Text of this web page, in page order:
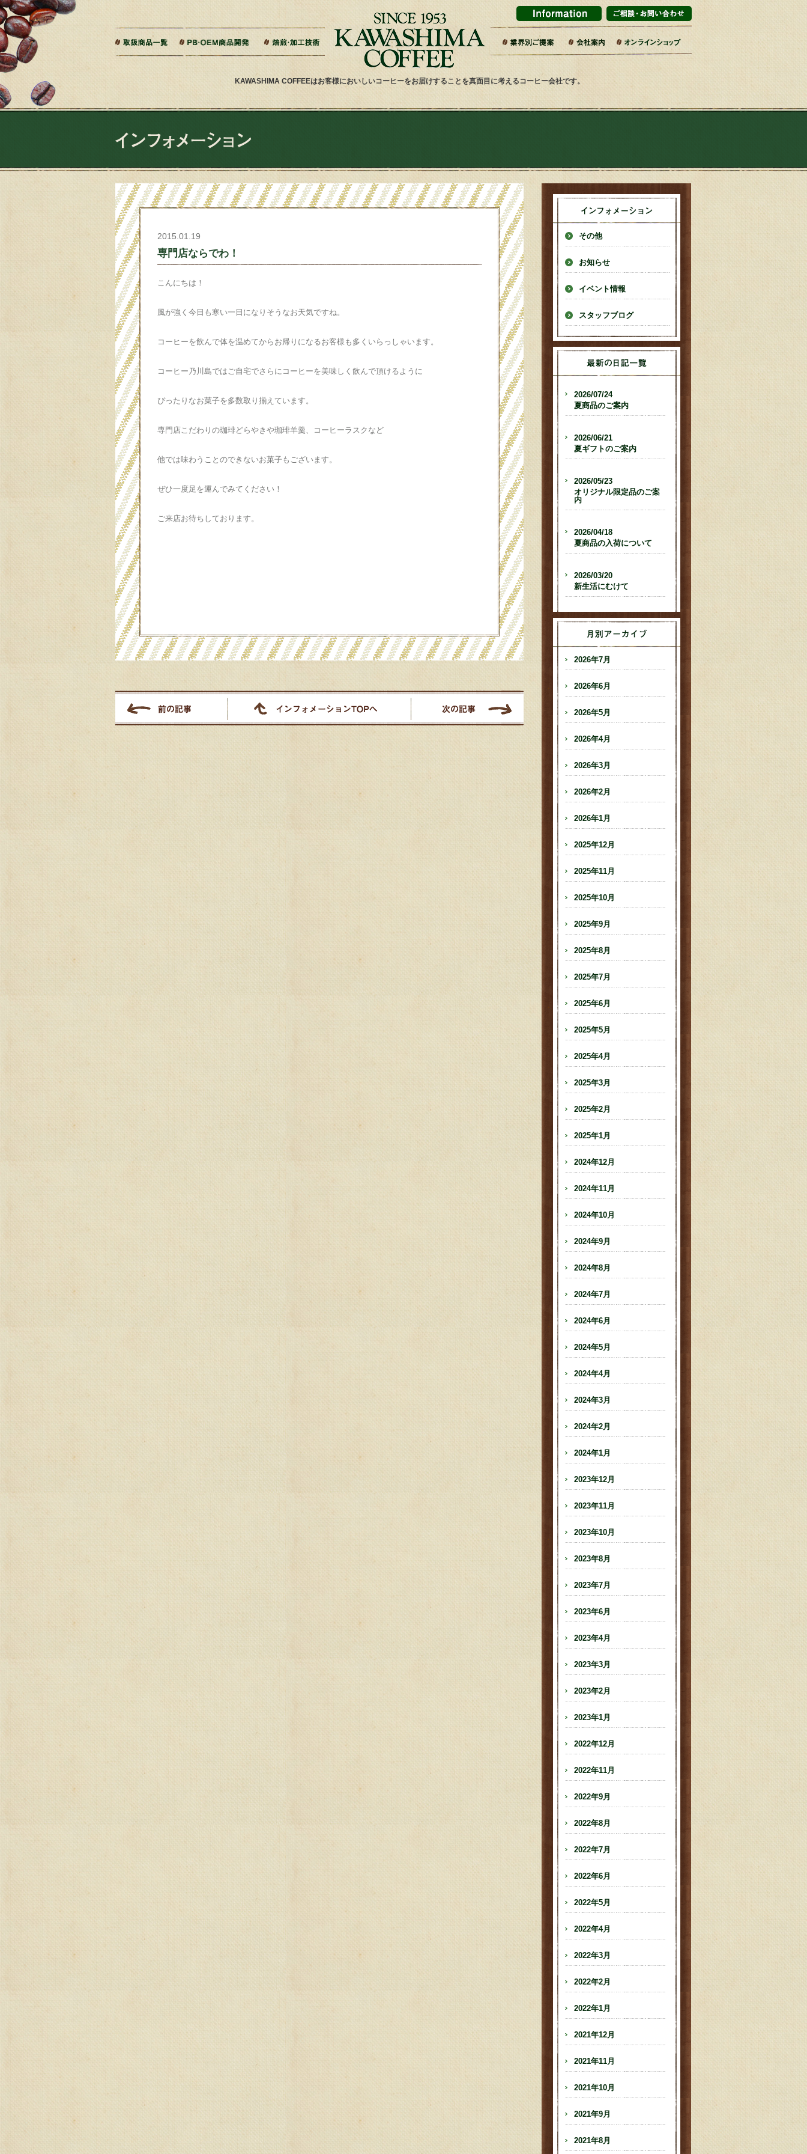
KAWASHIMA COFFEEはお客様においしいコーヒーをお届けすることを真面目に考えるコーヒー会社です。
ご相談から製造までの流れ
よくある質問
2015.01.19
専門店ならでわ！
こんにちは！
風が強く今日も寒い一日になりそうなお天気ですね。
コーヒーを飲んで体を温めてからお帰りになるお客様も多くいらっしゃいます。
コーヒー乃川島ではご自宅でさらにコーヒーを美味しく飲んで頂けるように
ぴったりなお菓子を多数取り揃えています。
専門店こだわりの珈琲どらやきや珈琲羊羹、コーヒーラスクなど
他では味わうことのできないお菓子もございます。
ぜひ一度足を運んでみてください！
ご来店お待ちしております。
その他
お知らせ
イベント情報
スタッフブログ
2026/07/24
夏商品のご案内
2026/06/21
夏ギフトのご案内
2026/05/23
オリジナル限定品のご案
内
2026/04/18
夏商品の入荷について
2026/03/20
新生活にむけて
2026年7月
2026年6月
2026年5月
2026年4月
2026年3月
2026年2月
2026年1月
2025年12月
2025年11月
2025年10月
2025年9月
2025年8月
2025年7月
2025年6月
2025年5月
2025年4月
2025年3月
2025年2月
2025年1月
2024年12月
2024年11月
2024年10月
2024年9月
2024年8月
2024年7月
2024年6月
2024年5月
2024年4月
2024年3月
2024年2月
2024年1月
2023年12月
2023年11月
2023年10月
2023年8月
2023年7月
2023年6月
2023年4月
2023年3月
2023年2月
2023年1月
2022年12月
2022年11月
2022年9月
2022年8月
2022年7月
2022年6月
2022年5月
2022年4月
2022年3月
2022年2月
2022年1月
2021年12月
2021年11月
2021年10月
2021年9月
2021年8月